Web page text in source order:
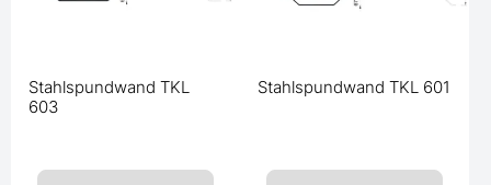
Stahlspundwand TKL
603
Stahlspundwand TKL 601